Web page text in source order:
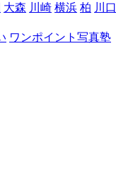
大森 川崎 横浜 柏 川口
ワンポイント写真塾